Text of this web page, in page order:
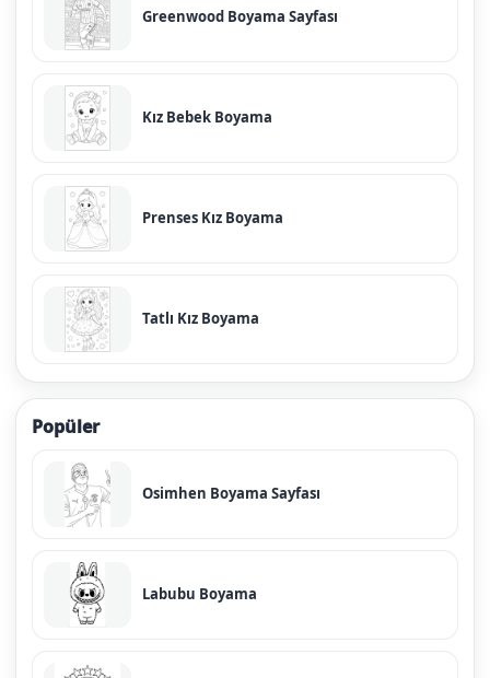
Greenwood Boyama Sayfası
Kız Bebek Boyama
Prenses Kız Boyama
Tatlı Kız Boyama
Popüler
Osimhen Boyama Sayfası
Labubu Boyama